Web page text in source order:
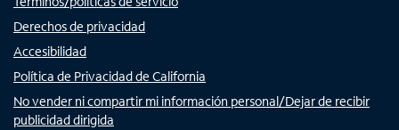
Derechos de privacidad
Accesibilidad
Política de Privacidad de California
No vender ni compartir mi información personal/Dejar de recibir
publicidad dirigida